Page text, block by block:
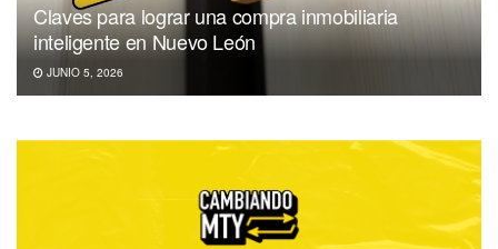
Claves para lograr una compra inmobiliaria
inteligente en Nuevo León
JUNIO 5, 2026